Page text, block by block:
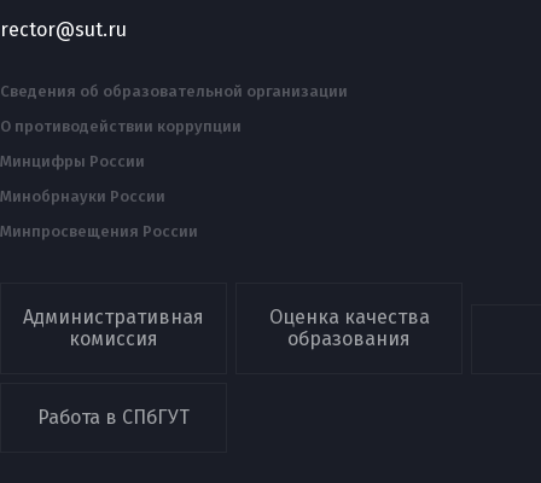
rector@sut.ru
Сведения об образовательной организации
О противодействии коррупции
Минцифры России
Минобрнауки России
Минпросвещения России
Административная
комиссия
Оценка качества
образования
Работа в СПбГУТ